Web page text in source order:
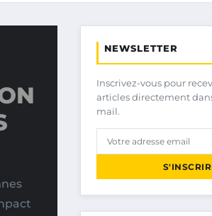
NEWSLETTER
Inscrivez-vous pour
articles directement
mail.